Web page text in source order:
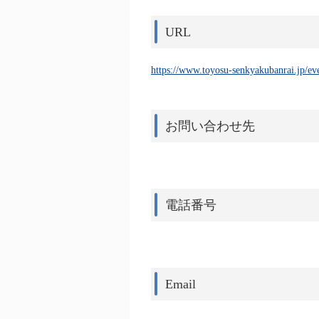
URL
https://www.toyosu-senkyakubanrai.jp/
お問い合わせ先
電話番号
Email